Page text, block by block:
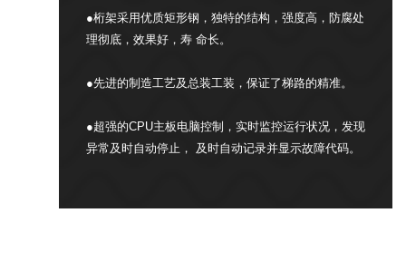
●桁架采用优质矩形钢，独特的结构，强度高，防腐处
理彻底，效果好，寿 命长。
●先进的制造工艺及总装工装，保证了梯路的精准。
●超强的CPU主板电脑控制，实时监控运行状况，发现
异常及时自动停止， 及时自动记录并显示故障代码。